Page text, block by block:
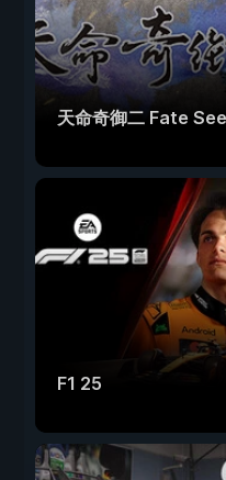
天命奇御二 Fate
F1 25